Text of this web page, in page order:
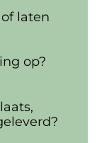
laten
op?